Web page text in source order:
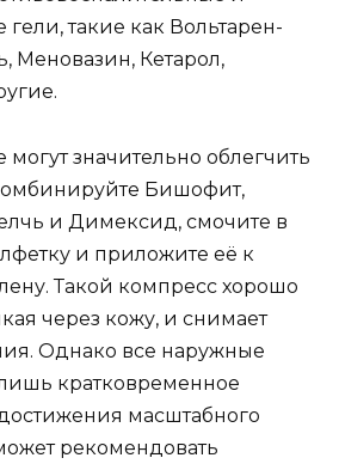
такие как Вольтарен-
Меновазин, Кетарол,
значительно облегчить
Бишофит,
и Димексид, смочите в
и приложите её к
Такой компресс хорошо
через кожу, и снимает
Однако все наружные
кратковременное
масштабного
рекомендовать